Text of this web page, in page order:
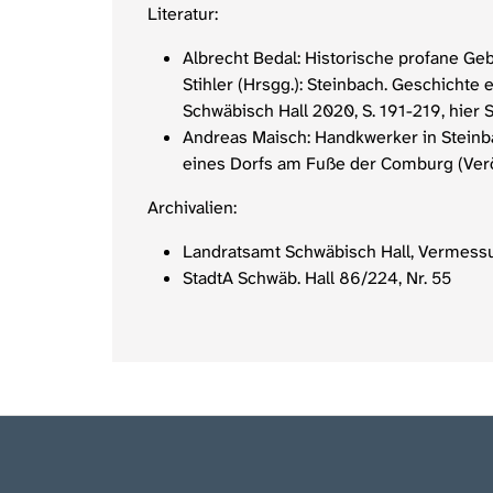
Literatur:
Albrecht Bedal: Historische profane
Stihler (Hrsgg.): Steinbach.
Schwäbisch Hall 2020, S. 191-219, hier
Andreas Maisch: Handkwerker in
eines Dorfs am Fuße der Comburg
Archivalien:
Landratsamt Schwäbisch Hall,
StadtA Schwäb. Hall 86/224, Nr. 55